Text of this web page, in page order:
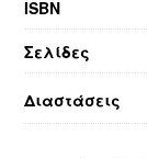
Διαστάσεις
ISBN
Σελίδες